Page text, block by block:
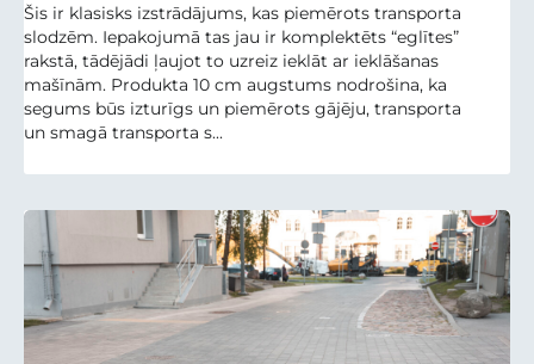
Šis ir klasisks izstrādājums, kas piemērots transporta
slodzēm. Iepakojumā tas jau ir komplektēts “eglītes”
rakstā, tādējādi ļaujot to uzreiz ieklāt ar ieklāšanas
mašīnām. Produkta 10 cm augstums nodrošina, ka
segums būs izturīgs un piemērots gājēju, transporta
un smagā transporta s...